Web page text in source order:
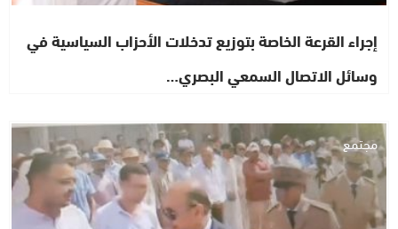
إجراء القرعة الخاصة بتوزيع تدخلات الأحزاب السياسية في
وسائل الاتصال السمعي البصري…
مجتمع